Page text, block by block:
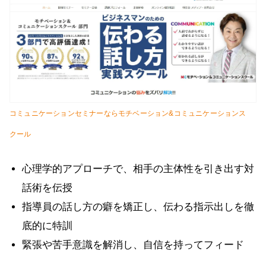
コミュニケーションセミナーならモチベーション&コミュニケーションス
クール
心理学的アプローチで、相手の主体性を引き出す対
話術を伝授
指導員の話し方の癖を矯正し、伝わる指示出しを徹
底的に特訓
緊張や苦手意識を解消し、自信を持ってフィード